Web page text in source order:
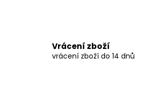
Vrácení zboží
vrácení zboží do 14 dnů